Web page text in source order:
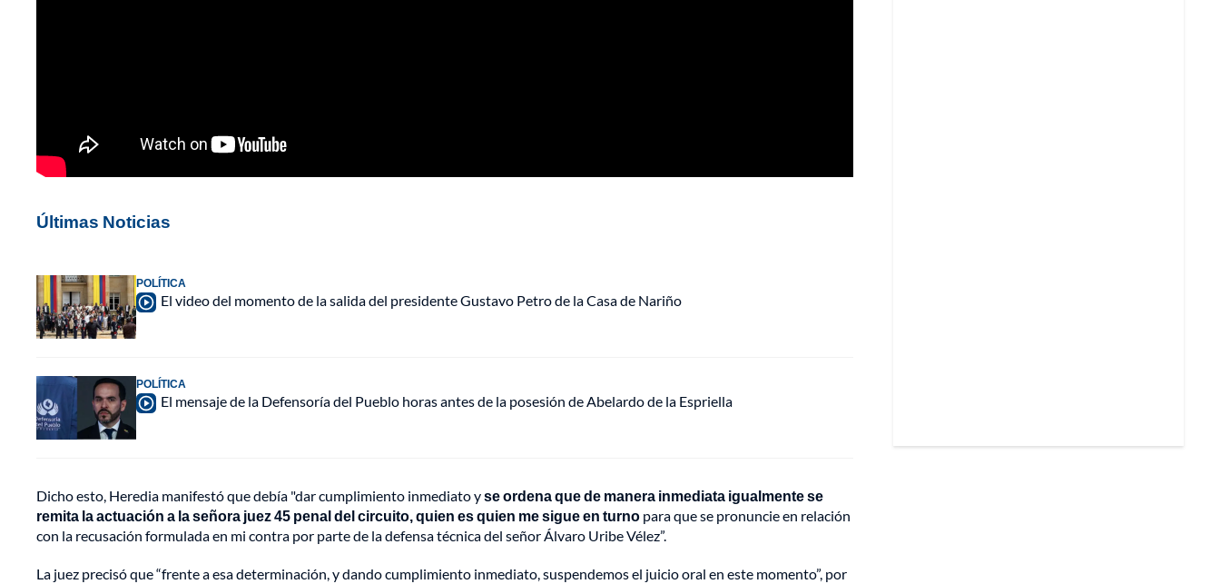
Últimas Noticias
POLÍTICA
El video del momento de la salida del presidente Gustavo Petro de la Casa de Nariño
POLÍTICA
El mensaje de la Defensoría del Pueblo horas antes de la posesión de Abelardo de la Espriella
Dicho esto, Heredia manifestó que debía "dar cumplimiento inmediato yse ordena que de manera inmediata igualmente se
remita la actuación a la señora juez 45 penal del circuito, quien es quien me sigue en turno para que se pronuncie en relación
con la recusación formulada en mi contra por parte de la defensa técnica del señor Álvaro Uribe Vélez”.
La juez precisó que “frente a esa determinación, y dando cumplimiento inmediato, suspendemos el juicio oral en este momento”, por